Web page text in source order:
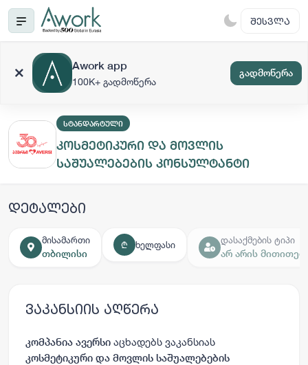
ᲨᲔᲡᲕᲚᲐ
Awork app
100K+ გადმოწერა
გადმოწერა
ᲡᲢᲐᲜᲓᲐᲠᲢᲣᲚᲘ
კოსმეტიკური და მოვლის
საშუალებების კონსულტანტი
დეტალები
მისამართი
თბილისი
₾ ხელფასი
დასაქმების ტიპი
არ არის
ვაკანსიის აღწერა
კომპანია ავერსი აცხადებს ვაკანსიას
კოსმეტიკური და მოვლის საშუალებების